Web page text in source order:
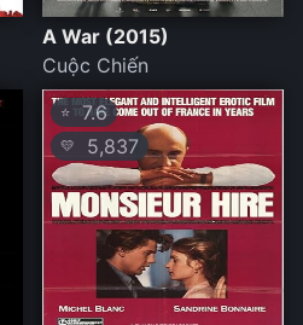
A War (2015)
Cuộc Chiến
⭐ 7.6
💛 5,837